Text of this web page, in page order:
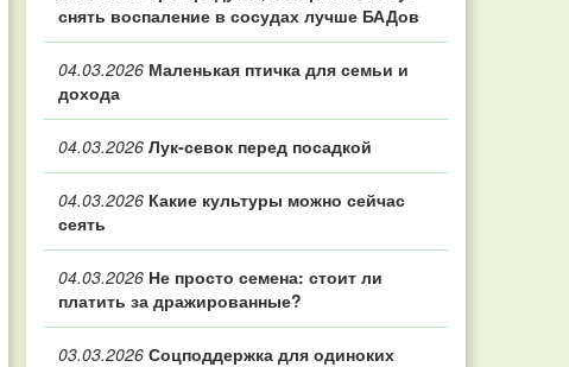
снять воспаление в сосудах лучше БАДов
04.03.2026 Маленькая птичка для семьи и
дохода
04.03.2026 Лук-севок перед посадкой
04.03.2026 Какие культуры можно сейчас
сеять
04.03.2026 Не просто семена: стоит ли
платить за дражированные?
03.03.2026 Соцподдержка для одиноких